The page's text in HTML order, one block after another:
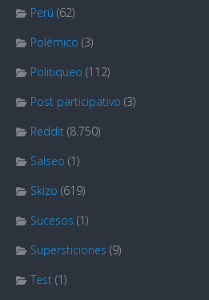
Perú (62)
Polémico (3)
Politiqueo (112)
Post participativo (3)
Reddit (8.750)
Salseo (1)
Skizo (619)
Sucesos (1)
Supersticiones (9)
Test (1)